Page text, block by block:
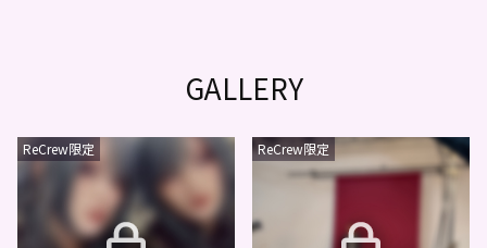
GALLERY
ReCrew限定 ReCrew限定